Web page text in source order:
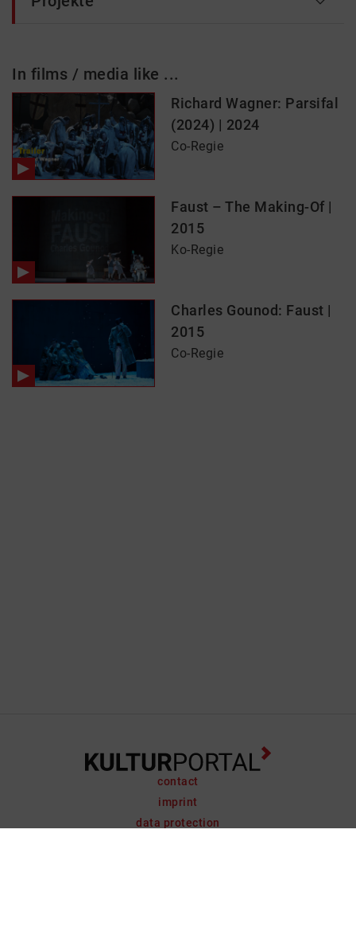
In films / media like ...
Richard Wagner: Parsifal
(2024) | 2024
Co-Regie
Faust – The Making-Of |
2015
Ko-Regie
Charles Gounod: Faust |
2015
Co-Regie
contact
imprint
data protection